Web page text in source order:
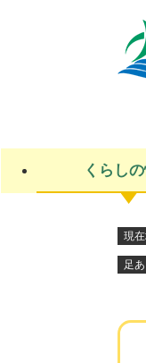
くらし
ライフステージ
観光スポット・観
現
足あ
本